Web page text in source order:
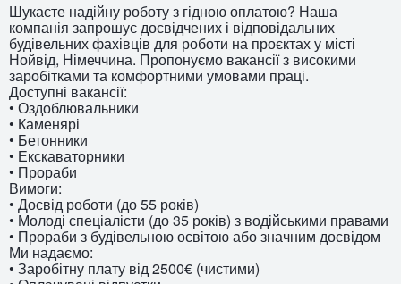
Шукаєте надійну роботу з гідною оплатою? Наша
компанія запрошує досвідчених і відповідальних
будівельних фахівців для роботи на проєктах у місті
Нойвід, Німеччина. Пропонуємо вакансії з високими
заробітками та комфортними умовами праці.
Доступні вакансії:
• Оздоблювальники
• Каменярі
• Бетонники
• Екскаваторники
• Прораби
Вимоги:
• Досвід роботи (до 55 років)
• Молоді спеціалісти (до 35 років) з водійськими правами
• Прораби з будівельною освітою або значним досвідом
Ми надаємо:
• Заробітну плату від 2500€ (чистими)